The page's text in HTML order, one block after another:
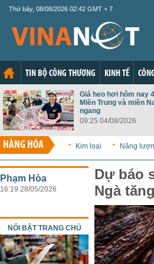
Thứ bảy, 08/08/2026 02:42 GMT + 7
TIN BỘ CÔNG THƯƠNG KINH TẾ
Giá heo hơi hôm nay
Miền Trung và miền
ngang
09:25 04/08/2026
HÀNG HÓA Kim loại Năng
Dự báo
Ngà
Phạm Hòa
16:19 28/05/2026
NỔI BẬT TRANG CHỦ